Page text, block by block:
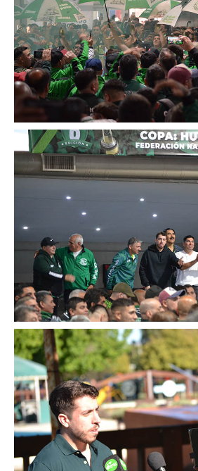
Secretaría general
Secretaría general adjunta
Secretaría de actas
Secretaría gremial
Secretario Tesorero
Secretaría prensa y cultura
Secretaría Administrativa
Secretaría de Organización
Secretaría de Coord. Política
Secretaría Evol. del Salario
Secretaría de Fiscalización
Secretaría de Transporte
Secretaría de Relaciones Internacionales
Secretaría de la Mujer
Secretaría de Turismo